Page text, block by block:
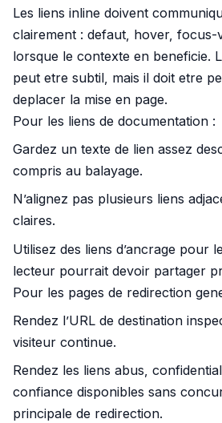
Les liens inline doivent
clairement : defaut, hover, focus-
lorsque le contexte en beneficie.
peut etre subtil, mais il doit etre
deplacer la mise en page.
Pour les liens de documentation :
Gardez un texte de lien assez
compris au balayage.
N’alignez pas plusieurs liens
claires.
Utilisez des liens d’ancrage pour
lecteur pourrait devoir partager
Pour les pages de redirection
Rendez l’URL de destination
visiteur continue.
Rendez les liens abus,
confiance disponibles sans
principale de redirection.